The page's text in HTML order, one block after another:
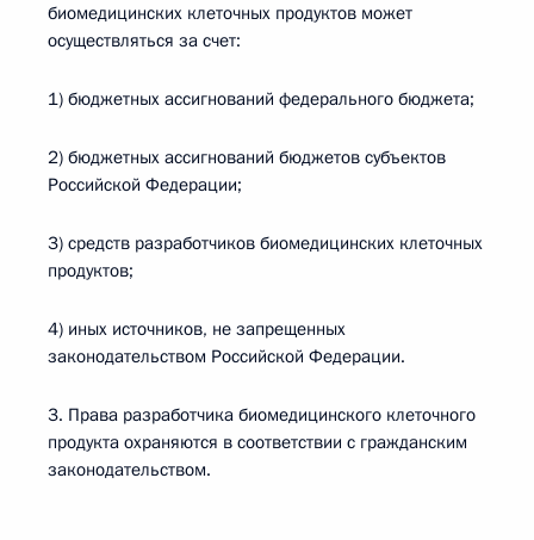
биомедицинских клеточных продуктов может
осуществляться за счет:
1) бюджетных ассигнований федерального бюджета;
2) бюджетных ассигнований бюджетов субъектов
Российской Федерации;
3) средств разработчиков биомедицинских клеточных
продуктов;
4) иных источников, не запрещенных
законодательством Российской Федерации.
3. Права разработчика биомедицинского клеточного
продукта охраняются в соответствии с гражданским
законодательством.